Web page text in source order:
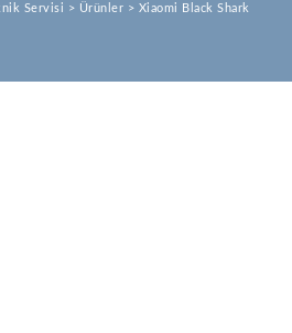
Servisi > Ürünler > Xiaomi Black Shark